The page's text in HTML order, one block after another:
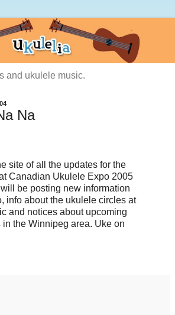
and ukulele music.
Na
site of all the updates for the
Canadian Ukulele Expo 2005
be posting new information
info about the ukulele circles at
and notices about upcoming
the Winnipeg area. Uke on